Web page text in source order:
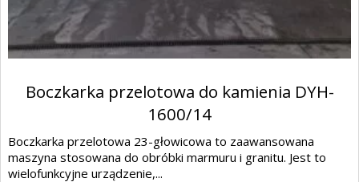
Boczkarka przelotowa do kamienia DYH-
1600/14
Boczkarka przelotowa 23-głowicowa to zaawansowana
maszyna stosowana do obróbki marmuru i granitu. Jest to
wielofunkcyjne urządzenie,...